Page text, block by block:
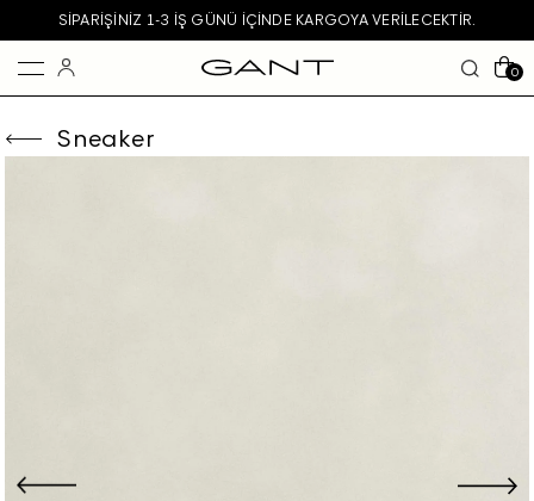
SIPARIŞINIZ 1-3 IŞ GÜNÜ IÇINDE KARGOYA VERILECEKTIR.
0
Sneaker